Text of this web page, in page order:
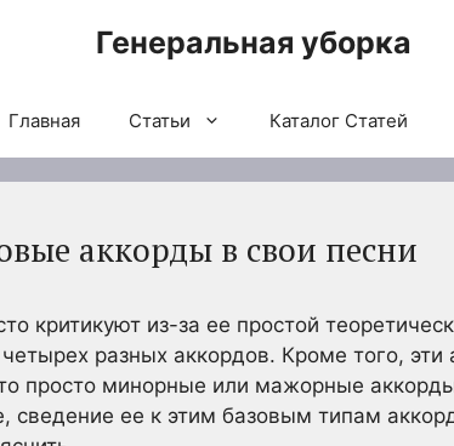
Генеральная уборка
Главная Статьи Каталог Статей
аккорды в свои песни
критикуют из-за ее простой
разных аккордов. Кроме того,
просто минорные или мажорные
сведение ее к этим базовым типам